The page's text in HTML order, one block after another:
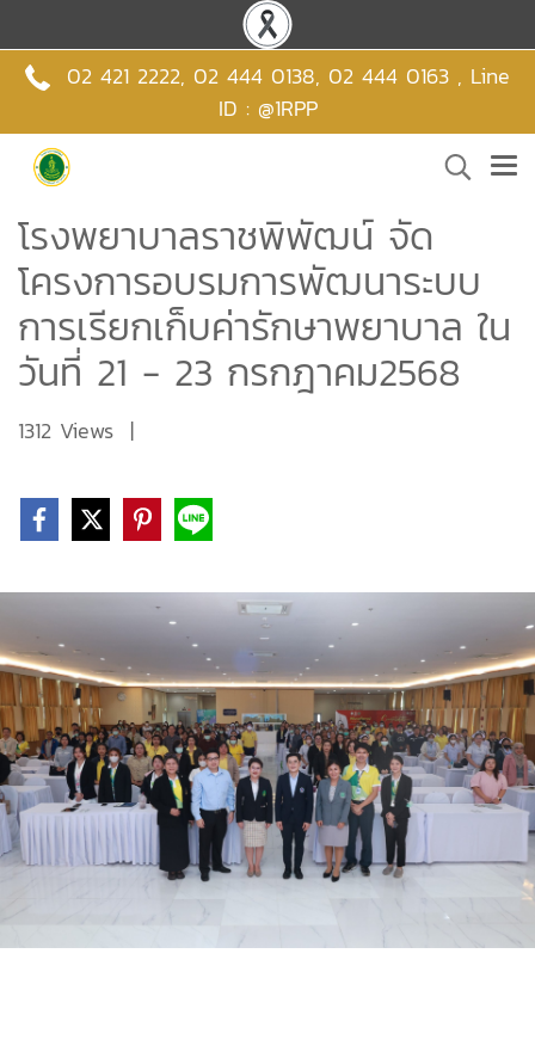
02 421 2222, 02 444 0138, 02 444 0163 , Line
ID : @1RPP
โรงพยาบาลราชพิพัฒน์ จัด
โครงการอบรมการพัฒนาระบบ
การเรียกเก็บค่ารักษาพยาบาล ใน
วันที่ 21 - 23 กรกฎาคม2568
1312 Views |